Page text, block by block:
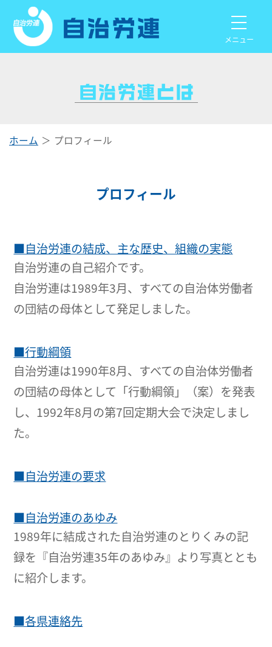
メニュー
ホーム プロフィール
プロフィール
■自治労連の結成、主な歴史、組織の実態
自治労連の自己紹介です。
自治労連は1989年3月、すべての自治体労働者
の団結の母体として発足しました。
■行動綱領
自治労連は1990年8月、すべての自治体労働者
の団結の母体として「行動綱領」（案）を発表
し、1992年8月の第7回定期大会で決定しまし
た。
■自治労連の要求
■自治労連のあゆみ
1989年に結成された自治労連のとりくみの記
録を『自治労連35年のあゆみ』より写真ととも
に紹介します。
■各県連絡先